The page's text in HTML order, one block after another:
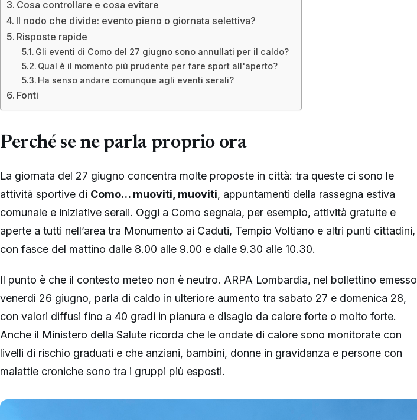
Cosa controllare e cosa evitare
Il nodo che divide: evento pieno o giornata selettiva?
Risposte rapide
Gli eventi di Como del 27 giugno sono annullati per il caldo?
Qual è il momento più prudente per fare sport all'aperto?
Ha senso andare comunque agli eventi serali?
Fonti
Perché se ne parla proprio ora
La giornata del 27 giugno concentra molte proposte in città: tra queste ci sono le
attività sportive di Como… muoviti, muoviti, appuntamenti della rassegna estiva
comunale e iniziative serali. Oggi a Como segnala, per esempio, attività gratuite e
aperte a tutti nell’area tra Monumento ai Caduti, Tempio Voltiano e altri punti cittadini,
con fasce del mattino dalle 8.00 alle 9.00 e dalle 9.30 alle 10.30.
Il punto è che il contesto meteo non è neutro. ARPA Lombardia, nel bollettino emesso
venerdì 26 giugno, parla di caldo in ulteriore aumento tra sabato 27 e domenica 28,
con valori diffusi fino a 40 gradi in pianura e disagio da calore forte o molto forte.
Anche il Ministero della Salute ricorda che le ondate di calore sono monitorate con
livelli di rischio graduati e che anziani, bambini, donne in gravidanza e persone con
malattie croniche sono tra i gruppi più esposti.